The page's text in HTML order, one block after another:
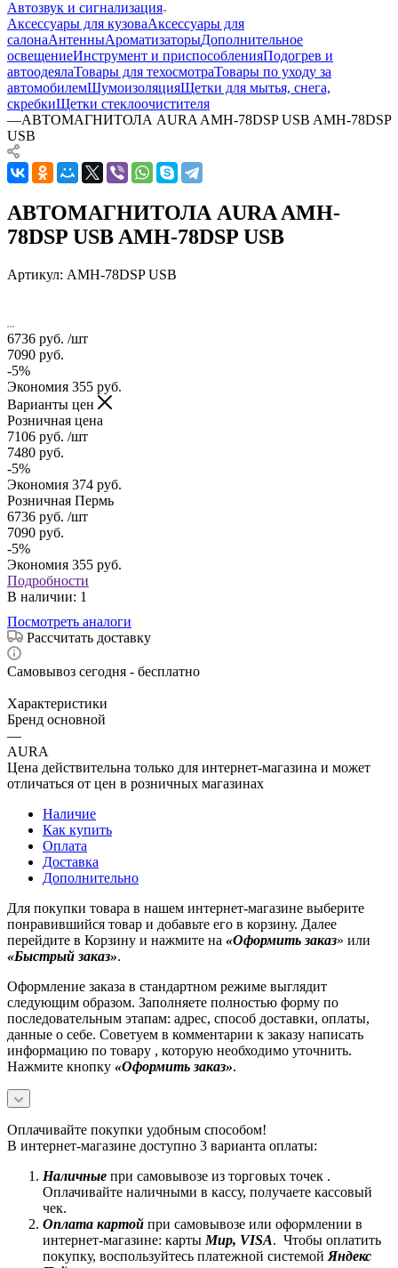
Автозвук и сигнализация
Аксессуары для кузоваАксессуары для
салонаАнтенныАроматизаторыДополнительное
освещениеИнструмент и приспособленияПодогрев и
автоодеялаТовары для техосмотраТовары по уходу за
автомобилемШумоизоляцияЩетки для мытья, снега,
скребкиЩетки стеклоочистителя
—АВТОМАГНИТОЛА AURA AMH-78DSP USB AMH-78DSP
USB
АВТОМАГНИТОЛА AURA AMH-
78DSP USB AMH-78DSP USB
Артикул: AMH-78DSP USB
6736 руб. /шт
7090 руб.
-5%
Экономия 355 руб.
Варианты цен
Розничная цена
7106 руб. /шт
7480 руб.
-5%
Экономия 374 руб.
Розничная Пермь
6736 руб. /шт
7090 руб.
-5%
Экономия 355 руб.
Подробности
В наличии: 1
Посмотреть аналоги
Рассчитать доставку
Самовывоз сегодня - бесплатно
Характеристики
Бренд основной
—
AURA
Цена действительна только для интернет-магазина и может
отличаться от цен в розничных магазинах
Наличие
Как купить
Оплата
Доставка
Дополнительно
Для покупки товара в нашем интернет-магазине выберите
понравившийся товар и добавьте его в корзину. Далее
перейдите в Корзину и нажмите на «Оформить заказ» или
«Быстрый заказ».
Оформление заказа в стандартном режиме выглядит
следующим образом. Заполняете полностью форму по
последовательным этапам: адрес, способ доставки, оплаты,
данные о себе. Советуем в комментарии к заказу написать
информацию по товару , которую необходимо уточнить.
Нажмите кнопку «Оформить заказ».
Оплачивайте покупки удобным способом!
В интернет-магазине доступно 3 варианта оплаты:
Наличные при самовывозе из торговых точек .
Оплачивайте наличными в кассу, получаете кассовый
чек.
Оплата картой при самовывозе или оформлении в
интернет-магазине: карты Mир, VISA. Чтобы оплатить
покупку, воспользуйтесь платежной системой Яндекс